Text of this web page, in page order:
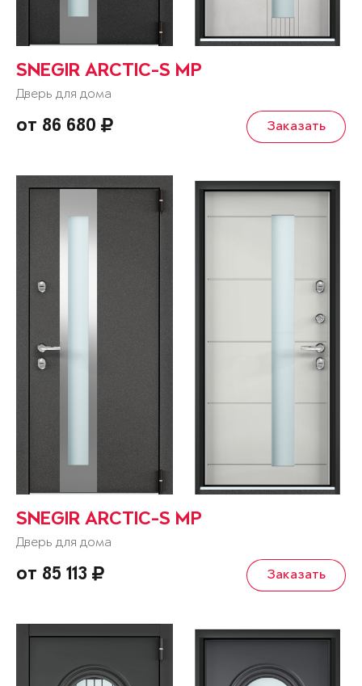
SNEGIR ARCTIC-S MP
Дверь для дома
от 86 680 Заказать
SNEGIR ARCTIC-S MP
Дверь для дома
от 85 113 Заказать